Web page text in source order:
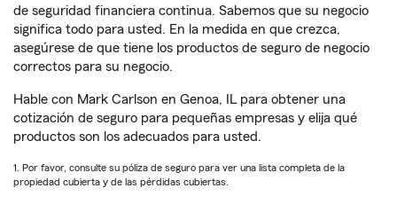
de seguridad financiera continua. Sabemos que su negocio
significa todo para usted. En la medida en que crezca,
asegúrese de que tiene los productos de seguro de negocio
correctos para su negocio.
Hable con Mark Carlson en Genoa, IL para obtener una
cotización de seguro para pequeñas empresas y elija qué
productos son los adecuados para usted.
1. Por favor, consulte su póliza de seguro para ver una lista completa de la
propiedad cubierta y de las pérdidas cubiertas.